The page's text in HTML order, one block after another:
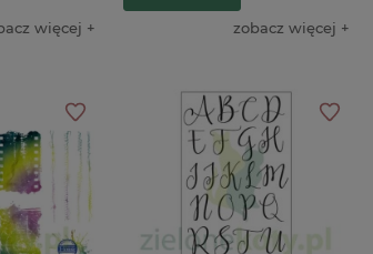
więcej zobacz więcej